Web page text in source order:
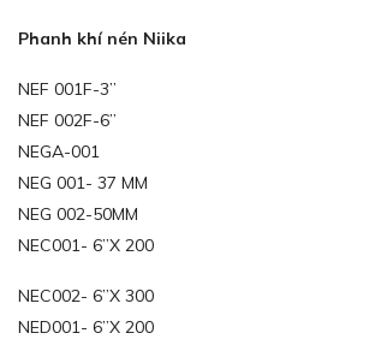
Phanh khí nén Niika
NEF 001F-3”
NEF 002F-6”
NEGA-001
NEG 001- 37 MM
NEG 002-50MM
NEC001- 6”X 200
NEC002- 6”X 300
NED001- 6”X 200